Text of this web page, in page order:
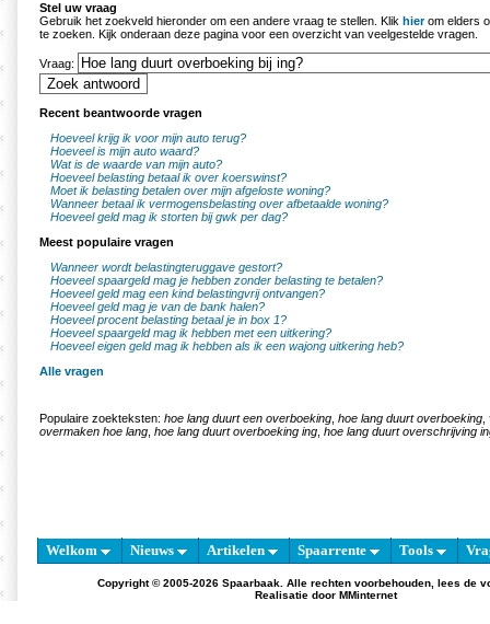
Stel uw vraag
Gebruik het zoekveld hieronder om een andere vraag te stellen. Klik hierom elders
te zoeken. Kijk onderaan deze pagina voor een overzicht van veelgestelde vragen.
Vraag:
Recent beantwoorde vragen
Hoeveel krijg ik voor mijn auto terug?
Hoeveel is mijn auto waard?
Wat is de waarde van mijn auto?
Hoeveel belasting betaal ik over koerswinst?
Moet ik belasting betalen over mijn afgeloste woning?
Wanneer betaal ik vermogensbelasting over afbetaalde woning?
Hoeveel geld mag ik storten bij gwk per dag?
Meest populaire vragen
Wanneer wordt belastingteruggave gestort?
Hoeveel spaargeld mag je hebben zonder belasting te betalen?
Hoeveel geld mag een kind belastingvrij ontvangen?
Hoeveel geld mag je van de bank halen?
Hoeveel procent belasting betaal je in box 1?
Hoeveel spaargeld mag ik hebben met een uitkering?
Hoeveel eigen geld mag ik hebben als ik een wajong uitkering heb?
Alle vragen
Populaire zoekteksten: hoe lang duurt een overboeking hoe lang duurt overboeking
overmaken hoe lang hoe lang duurt overboeking ing hoe lang duurt overschrijving
Welkom Nieuws Artikelen Spaarrente Tools
Copyright © 2005-2026 Spaarbaak. Alle rechten voorbehouden, lees de
Realisatie door MMinternet